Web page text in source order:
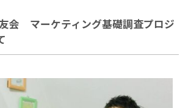
会 マーケティング基礎調査プロジ